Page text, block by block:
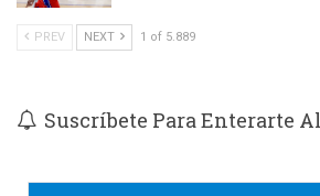
PREV NEXT 1 of 5.889
Suscríbete Para Enterarte